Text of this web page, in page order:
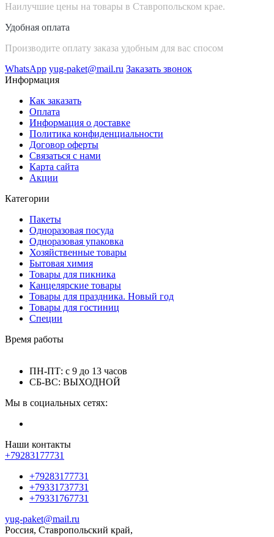
Наилучшие цены на товары в Ставропольском крае.
Удобная оплата
Производите оплату заказа удобным для вас спосом
WhatsApp yug-paket@mail.ru Заказать звонок
Информация
Как заказать
Оплата
Информация о доставке
Политика конфиденциальности
Договор оферты
Связаться с нами
Карта сайта
Акции
Категории
Пакеты
Одноразовая посуда
Одноразовая упаковка
Хозяйственные товары
Бытовая химия
Товары для пикника
Канцелярские товары
Товары для праздника. Новый год
Товары для гостиниц
Специи
Время работы
ПН-ПТ: с 9 до 13 часов
СБ-ВС: ВЫХОДНОЙ
Мы в социальных сетях:
Наши контакты
+79283177731
+79283177731
+79331737731
+79331767731
yug-paket@mail.ru
Россия, Ставропольский край,